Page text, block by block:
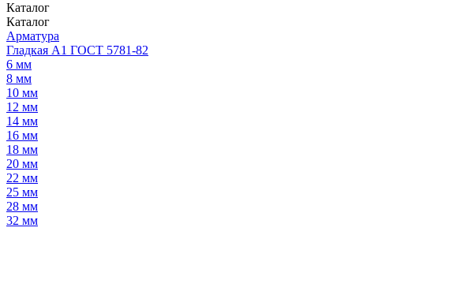
Каталог
Каталог
Арматура
Гладкая А1 ГОСТ 5781-82
6 мм
8 мм
10 мм
12 мм
14 мм
16 мм
18 мм
20 мм
22 мм
25 мм
28 мм
32 мм